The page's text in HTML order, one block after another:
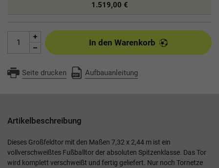
1.519,00 €
In den Warenkorb
Seite drucken Aufbauanleitung
Artikelbeschreibung
Dieses Großfeldtor mit den Maßen 7,32 x 2,44 m ist ein
vollverschweißtes Fußballtor der absoluten Spitzenklasse. Das Tor
wird komplett verschweißt und fertig geliefert. Nur noch Tornetze